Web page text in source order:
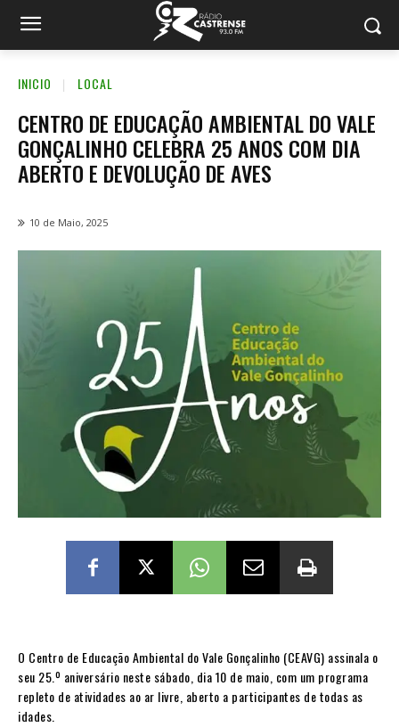
INICIO LOCAL
CENTRO DE EDUCAÇÃO AMBIENTAL DO VALE
GONÇALINHO CELEBRA 25 ANOS COM DIA
ABERTO E DEVOLUÇÃO DE AVES
10 de Maio, 2025
O Centro de Educação Ambiental do Vale Gonçalinho (CEAVG) assinala o
seu 25.º aniversário neste sábado, dia 10 de maio, com um programa
repleto de atividades ao ar livre, aberto a participantes de todas as
idades.